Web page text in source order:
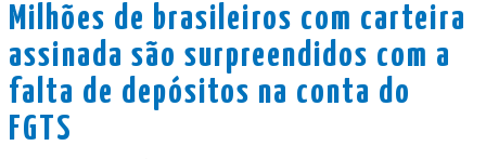
Milhões de brasileiros com carteira
assinada são surpreendidos com a
falta de depósitos na conta do
FGTS